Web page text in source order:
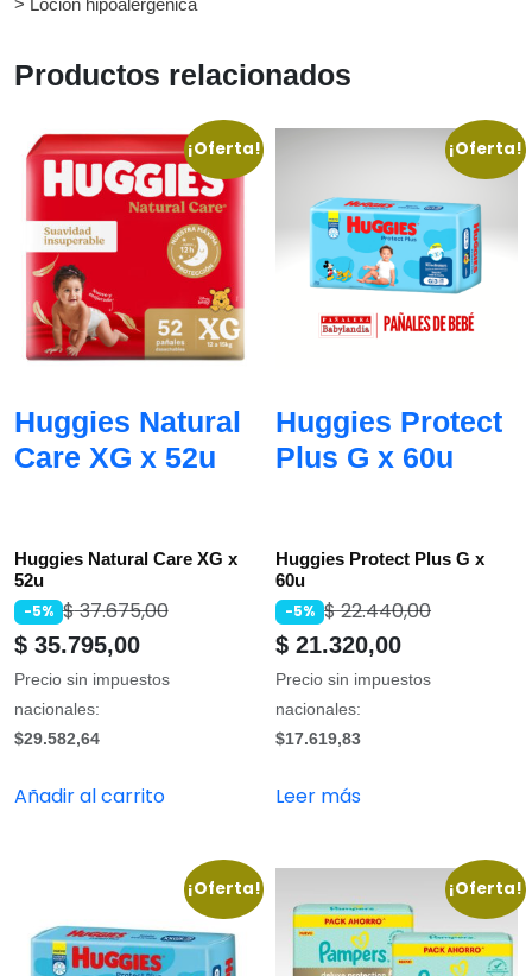
> Loción hipoalergénica
Productos relacionados
¡Oferta!
Huggies Natural
Care XG x 52u
Huggies Natural Care XG x
52u
-5% $37.675,00
$ 35.795,00
Precio sin impuestos
nacionales:
$29.582,64
Añadir al carrito
¡Oferta!
Huggies Protect
Plus G x 60u
Huggies Protect Plus G x
60u
-5% $22.440,00
$ 21.320,00
Precio sin impuestos
nacionales:
$17.619,83
Leer más
¡Oferta! ¡Oferta!